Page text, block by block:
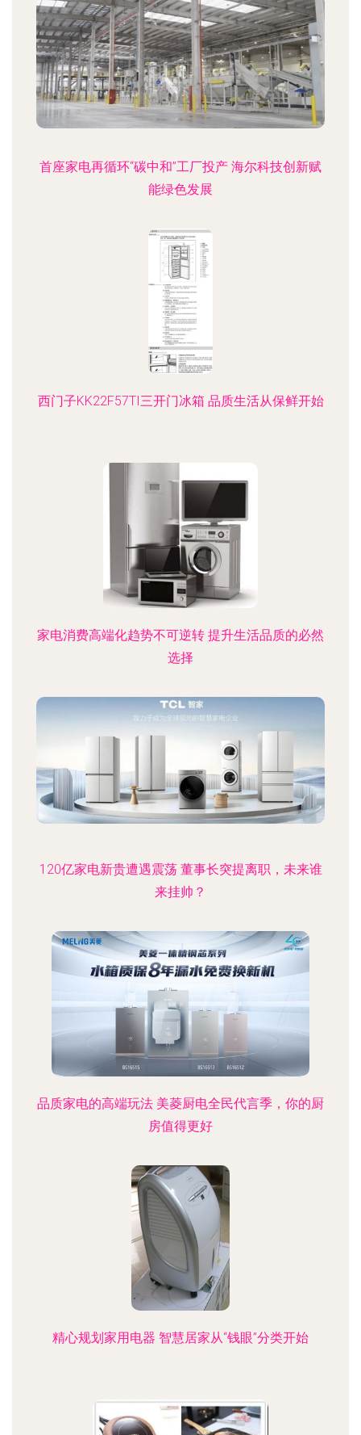
首座家电再循环“碳中和”工厂投产 海尔科技创新赋
能绿色发展
西门子KK22F57TI三开门冰箱 品质生活从保鲜开始
家电消费高端化趋势不可逆转 提升生活品质的必然
选择
120亿家电新贵遭遇震荡 董事长突提离职，未来谁
来挂帅？
品质家电的高端玩法 美菱厨电全民代言季，你的厨
房值得更好
精心规划家用电器 智慧居家从“钱眼”分类开始